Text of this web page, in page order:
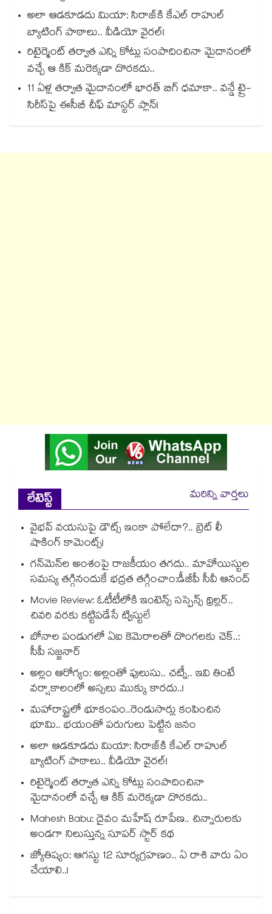
అలా ఆడకూడదు మియా: సిరాజ్‌కి కేఎల్ రాహుల్
బ్యాటింగ్ పాఠాలు.. వీడియో వైరల్!
రిటైర్మెంట్ తర్వాత ఎన్ని కోట్లు సంపాదించినా మైదానంలో
వచ్చే ఆ కిక్ మరెక్కడా దొరకదు..
11 ఏళ్ల తర్వాత మైదానంలో భారత్ బిగ్ ధమాకా.. వన్డే ట్రై-
సిరీస్‌పై ఈసీబీ చీఫ్ మాస్టర్ ప్లాన్!
లేటెస్ట్
మరిన్ని వార్తలు
వైభవ్ వయసుపై డౌట్స్ ఇంకా పోలేదా?.. బ్రెట్ లీ
షాకింగ్ కామెంట్స్!
గన్⁭మెన్⁭ల అంశంపై రాజకీయం తగదు.. మావోయిస్టుల
సమస్య తగ్గినందుకే భద్రత తగ్గించాం:డీజీపీ సీవీ ఆనంద్
Movie Review: ఓటీటీలోకి ఇంటెన్స్ సస్పెన్స్ థ్రిల్లర్..
చివరి వరకు కట్టిపడేసే ట్విస్టులే
బోనాల పండుగలో ఏఐ కెమెరాలతో దొంగలకు చెక్..:
సీపీ సజ్జనార్
అల్లం ఆరోగ్యం: అల్లంతో పులుసు.. చట్నీ.. ఇవి తింటే
వర్షాకాలంలో అస్సలు ముక్కు కారదు..!
మహారాష్ట్రలో భూకంపం..రెండుసార్లు కంపించిన
భూమి.. భయంతో పరుగులు పెట్టిన జనం
అలా ఆడకూడదు మియా: సిరాజ్‌కి కేఎల్ రాహుల్
బ్యాటింగ్ పాఠాలు.. వీడియో వైరల్!
రిటైర్మెంట్ తర్వాత ఎన్ని కోట్లు సంపాదించినా
మైదానంలో వచ్చే ఆ కిక్ మరెక్కడా దొరకదు..
Mahesh Babu: దైవం మహేష్ రూపేణ.. చిన్నారులకు
అండగా నిలుస్తున్న సూపర్ స్టార్ కథ
జ్యోతిష్యం: ఆగస్టు 12 సూర్యగ్రహణం.. ఏ రాశి వారు ఏం
చేయాలి..!